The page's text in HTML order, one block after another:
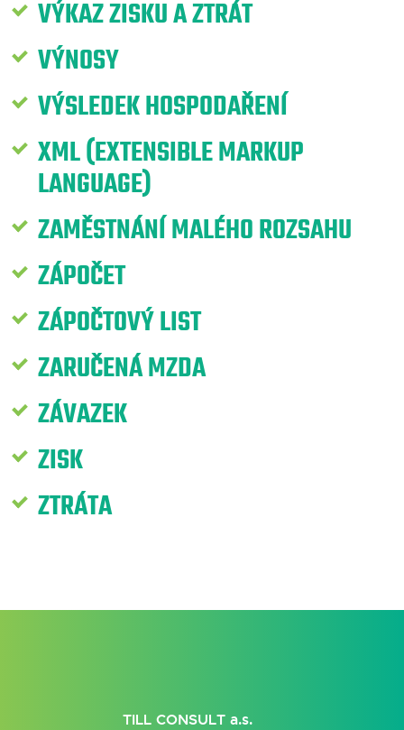
VÝKAZ ZISKU A ZTRÁT
VÝNOSY
VÝSLEDEK HOSPODAŘENÍ
XML (EXTENSIBLE MARKUP
LANGUAGE)
ZAMĚSTNÁNÍ MALÉHO ROZSAHU
ZÁPOČET
ZÁPOČTOVÝ LIST
ZARUČENÁ MZDA
ZÁVAZEK
ZISK
ZTRÁTA
TILL CONSULT a.s.